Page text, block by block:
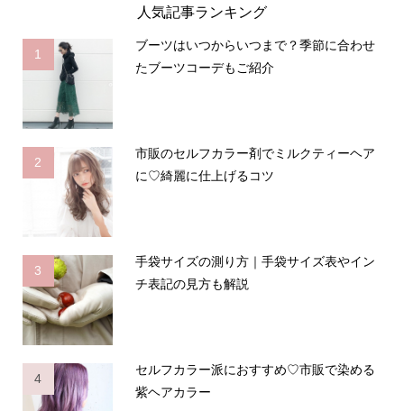
人気記事ランキング
1
ブーツはいつからいつまで？季節に合わせ
たブーツコーデもご紹介
2
市販のセルフカラー剤でミルクティーヘア
に♡綺麗に仕上げるコツ
3
手袋サイズの測り方｜手袋サイズ表やイン
チ表記の見方も解説
4
セルフカラー派におすすめ♡市販で染める
紫ヘアカラー